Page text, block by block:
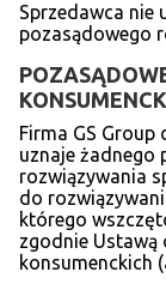
Sprzedawca nie
pozasądowego
Firma GS
uznaje żadnego
rozwiązywania
do
którego
zgodnie
konsumenckich